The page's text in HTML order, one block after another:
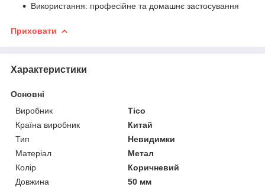
Використання: професійне та домашнє застосування
Приховати
Характеристики
Основні
Виробник
Tico
Країна виробник
Китай
Тип
Невидимки
Матеріал
Метал
Колір
Коричневий
Довжина
50 мм